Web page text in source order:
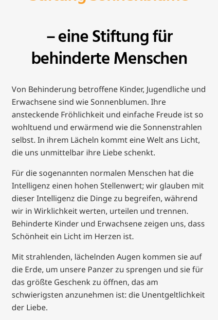
– eine Stiftung für
behinderte Menschen
Von Behinderung betroffene Kinder, Jugendliche und
Erwachsene sind wie Sonnenblumen. Ihre
ansteckende Fröhlichkeit und einfache Freude ist so
wohltuend und erwärmend wie die Sonnenstrahlen
selbst. In ihrem Lächeln kommt eine Welt ans Licht,
die uns unmittelbar ihre Liebe schenkt.
Für die sogenannten normalen Menschen hat die
Intelligenz einen hohen Stellenwert; wir glauben mit
dieser Intelligenz die Dinge zu begreifen, während
wir in Wirklichkeit werten, urteilen und trennen.
Behinderte Kinder und Erwachsene zeigen uns, dass
Schönheit ein Licht im Herzen ist.
Mit strahlenden, lächelnden Augen kommen sie auf
die Erde, um unsere Panzer zu sprengen und sie für
das größte Geschenk zu öffnen, das am
schwierigsten anzunehmen ist: die Unentgeltlichkeit
der Liebe.